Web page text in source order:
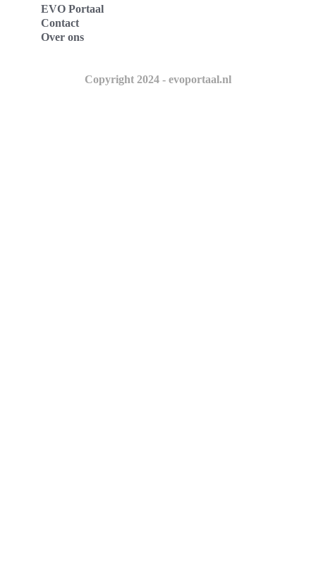
EVO Portaal
Contact
Over ons
Copyright 2024 - evoportaal.nl